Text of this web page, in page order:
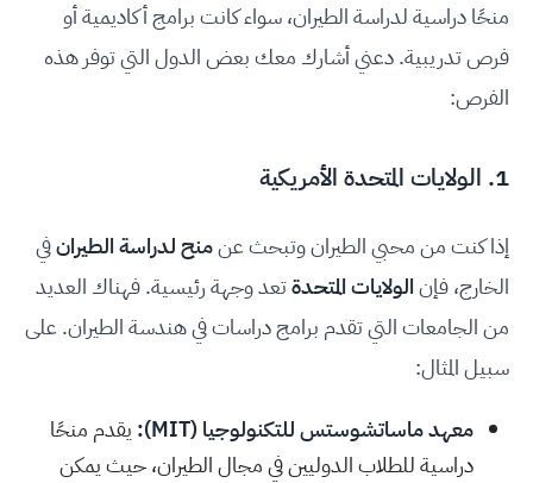
منحًا دراسية لدراسة الطيران، سواء كانت برامج أكاديمية أو
فرص تدريبية. دعني أشارك معك بعض الدول التي توفر هذه
الفرص:
1. الولايات المتحدة الأمريكية
إذا كنت من محبي الطيران وتبحث عنمنح لدراسة الطيرانفي
الخارج، فإنالولايات المتحدةتعد وجهة رئيسية. فهناك العديد
من الجامعات التي تقدم برامج دراسات في هندسة الطيران. على
سبيل المثال:
معهد ماساتشوستس للتكنولوجيا (MIT)
: يقدم منحًا
دراسية للطلاب الدوليين في مجال الطيران، حيث يمكن